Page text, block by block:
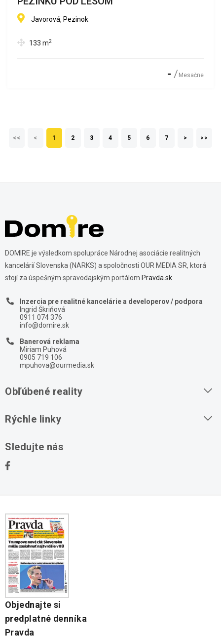
Javorová, Pezinok
133 m2
- Mesačne
<< < 1 2 3 4 5 6 7 > >>
DOMIRE je výsledkom spolupráce Národnej asociácie realitných
kancelárií Slovenska (NARKS) a spoločnosti OUR MEDIA SR, ktorá
stojí za úspešným spravodajským portálom Pravda.sk
Inzercia pre realitné kancelárie a developerov / podpora
Ingrid Škriňová
0911 074 376
info@domire.sk
Banerová reklama
Miriam Puhová
0905 719 106
mpuhova@ourmedia.sk
Obľúbené reality
Domy na predaj
Stavebné pozemky
Rýchle linky
Sledujte nás
Objednajte si
predplatné denníka
Pravda